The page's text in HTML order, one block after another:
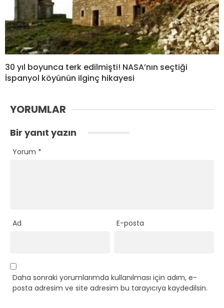
30 yıl boyunca terk edilmişti! NASA’nın seçtiği
İspanyol köyünün ilginç hikayesi
YORUMLAR
Bir yanıt yazın
Yorum *
Ad E-posta
Daha sonraki yorumlarımda kullanılması için adım, e-
posta adresim ve site adresim bu tarayıcıya kaydedilsin.